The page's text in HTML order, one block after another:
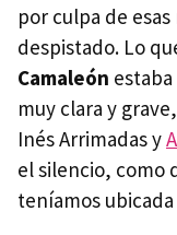
por culpa de
despistado. Lo
Camaleón
muy clara y
Inés Arrimadas y
el silencio, como
teníamos